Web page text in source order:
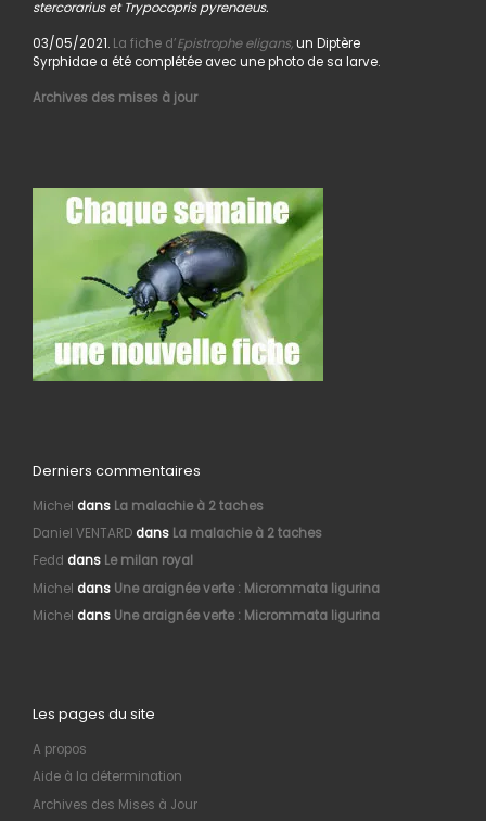
stercorarius et Trypocopris pyrenaeus.
03/05/2021. La fiche d’Epistrophe eligans,un Diptère
Syrphidae a été complétée avec une photo de sa larve.
Archives des mises à jour
Derniers commentaires
Michel dans La malachie à 2 taches
Daniel VENTARDdans La malachie à 2 taches
Fedd dans Le milan royal
Michel dans Une araignée verte : Micrommata ligurina
Michel dans Une araignée verte : Micrommata ligurina
Les pages du site
A propos
Aide à la détermination
Archives des Mises à Jour